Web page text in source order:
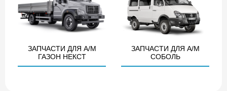
ЗАПЧАСТИ ДЛЯ А/М
ГАЗОН НЕКСТ
ЗАПЧАСТИ ДЛЯ А/М
СОБОЛЬ